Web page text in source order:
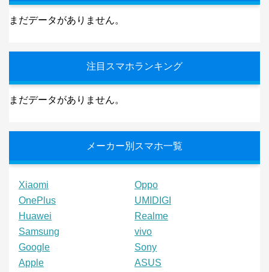
まだデータがありません。
注目スマホランキング
まだデータがありません。
メーカー別スマホ一覧
Xiaomi
Oppo
OnePlus
UMIDIGI
Huawei
Realme
Samsung
vivo
Google
Sony
Apple
ASUS